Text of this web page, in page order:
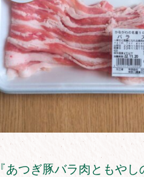
『あつぎ豚バラ肉ともや